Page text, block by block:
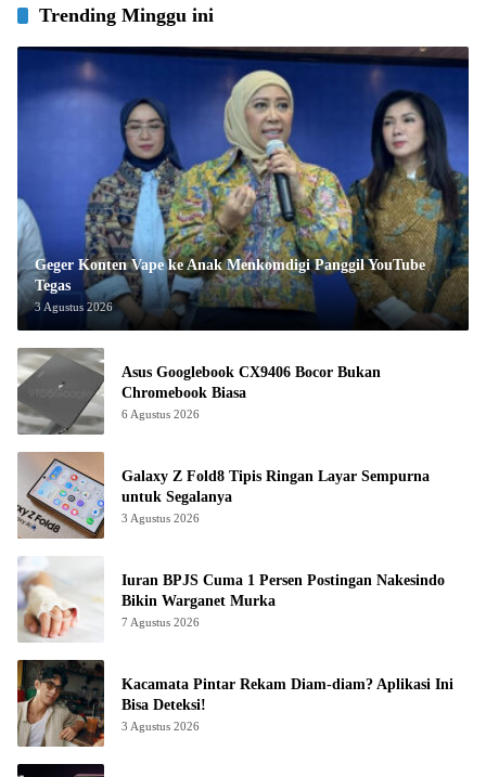
Trending Minggu ini
Geger Konten Vape ke Anak Menkomdigi Panggil YouTube
Tegas
3 Agustus 2026
Asus Googlebook CX9406 Bocor Bukan
Chromebook Biasa
6 Agustus 2026
Galaxy Z Fold8 Tipis Ringan Layar Sempurna
untuk Segalanya
3 Agustus 2026
Iuran BPJS Cuma 1 Persen Postingan Nakesindo
Bikin Warganet Murka
7 Agustus 2026
Kacamata Pintar Rekam Diam-diam? Aplikasi Ini
Bisa Deteksi!
3 Agustus 2026